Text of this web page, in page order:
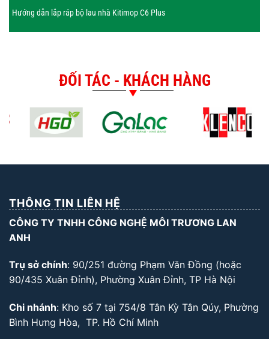
Hướng dẫn lắp ráp bộ lau nhà Kitimop C6 Plus
ĐỐI TÁC - KHÁCH HÀNG
THÔNG TIN LIÊN HỆ
CÔNG TY TNHH CÔNG NGHỆ MÔI TRƯƠNG LAN
ANH
Trụ sở chính: 90/251 đường Phạm Văn Đồng (hoặc
90/435 Xuân Đỉnh), Phường Xuân Đỉnh, TP Hà Nội
Chi nhánh: Kho số 7 tại 754/8 Tân Kỳ Tân Qúy, Phường
Bình Hưng Hòa, TP. Hồ Chí Minh